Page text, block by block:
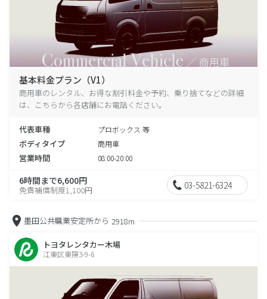
基本料金プラン（V1）
商用車のレンタル、お得な割引料金や予約、乗り捨てなどの詳細
は、こちらから各店舗にお電話ください。
代表車種 プロボックス 等
ボディタイプ 商用車
営業時間 08:00-20:00
6時間まで6,600円
免責補償制度1,100円 03-5821-6324
墨田公共職業安定所から 2918m
トヨタレンタカー木場
江東区東陽3-9-6